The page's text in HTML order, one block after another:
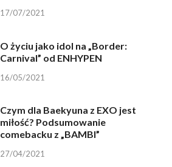
17/07/2021
O życiu jako idol na „Border:
Carnival” od ENHYPEN
16/05/2021
Czym dla Baekyuna z EXO jest
miłość? Podsumowanie
comebacku z „BAMBI”
27/04/2021